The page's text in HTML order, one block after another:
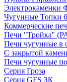
Электрокаменки
Чугунные Топки
Коммерческие
Печи "Тройка"
Печи чугунные в
С закрытой
Печи чугунные
Серия Гроза
Серия GFS ЗК